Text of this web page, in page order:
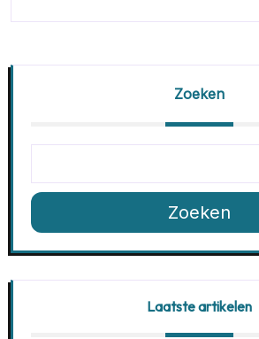
Zoeken
Zoeken
Laatste artikelen